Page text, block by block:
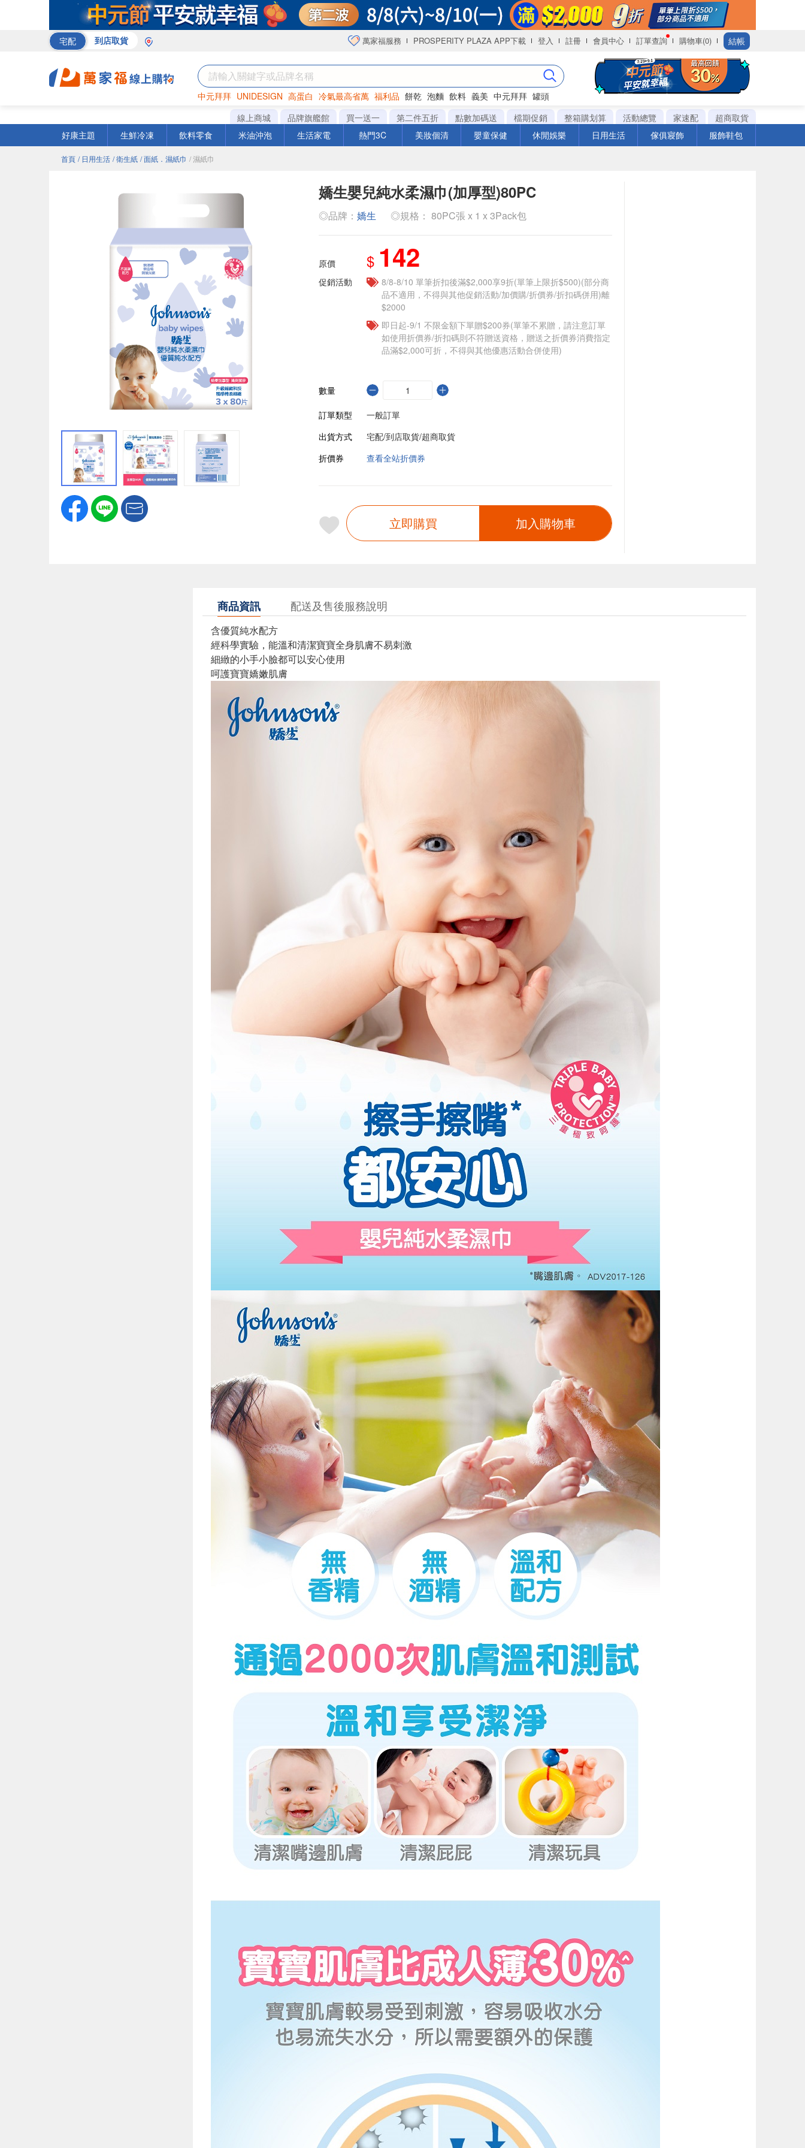
宅配 到店取貨 萬家福服務 PROSPERITY PLAZA APP下載 登入 註冊 會員中心 訂單查詢 購物車(0) 結帳
中元拜拜 UNIDESIGN 高蛋白 冷氣最高省萬 福利品 餅乾 泡麵 飲料 義美 中元拜拜 罐頭
巧克力 衛生紙 咖啡
線上商城 品牌旗艦館 買一送一 第二件五折 點數加碼送 檔期促銷 整箱購划算 活動總覽 家速配
超商取貨
好康主題
生鮮冷凍 飲料零食 米油沖泡 生活家電 熱門3C 美妝個清 嬰童保健 休閒娛樂 日用生活 傢俱寢飾 服飾鞋包
首頁 / 日用生活 / 衛生紙 / 面紙．濕紙巾 / 濕紙巾
嬌生嬰兒純水柔濕巾(加厚型)80PC
◎品牌： 嬌生 ◎規格： 80PC張 x 1 x 3Pack包
原價 $ 142
促銷活動
8/8-8/10 單筆折扣後滿$2,000享9折(單筆上限折$500)(部分商
品不適用，不得與其他促銷活動/加價購/折價券/折扣碼併用)離
$2000
即日起-9/1 不限金額下單贈$200券(單筆不累贈，請注意訂單
如使用折價券/折扣碼則不符贈送資格，贈送之折價券消費指定
品滿$2,000可折，不得與其他優惠活動合併使用)
數量
訂單類型
一般訂單
出貨方式
宅配/到店取貨/超商取貨
折價券
查看全站折價券
立即購買 加入購物車
商品資訊 配送及售後服務說明
含優質純水配方
經科學實驗，能溫和清潔寶寶全身肌膚不易刺激
細緻的小手小臉都可以安心使用
呵護寶寶嬌嫩肌膚